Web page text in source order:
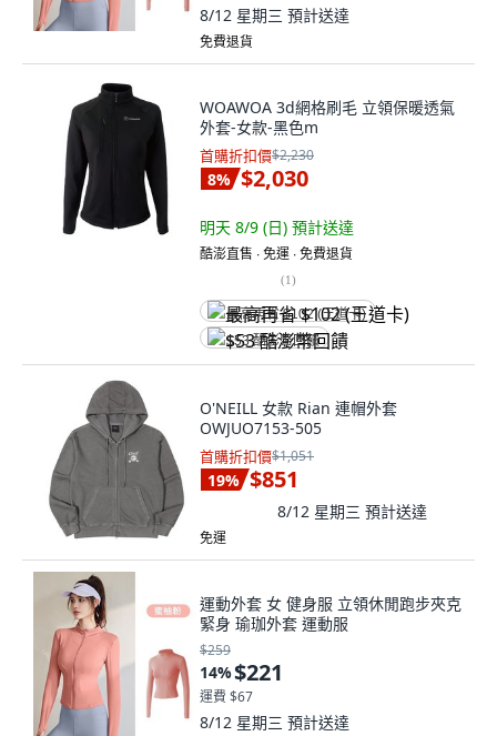
8/12 星期三 預計送達
免費退貨
WOAWOA 3d網格刷毛 立領保暖透氣
外套-女款-黑色m
首購折扣價$2,230
8% $2,030
明天 8/9 (日) 預計送達
酷澎直售 ∙ 免運 ∙ 免費退貨
(1)
最高再省 $102 (王道卡)
$53 酷澎幣回饋
O'NEILL 女款 Rian 連帽外套
OWJUO7153-505
首購折扣價$1,051
19% $851
8/12 星期三 預計送達
免運
運動外套 女 健身服 立領休閒跑步夾克
緊身 瑜珈外套 運動服
$259
14%$221
運費 $67
8/12 星期三 預計送達